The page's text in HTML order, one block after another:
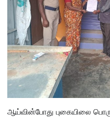
ஆய்வின்போது புகையிலை